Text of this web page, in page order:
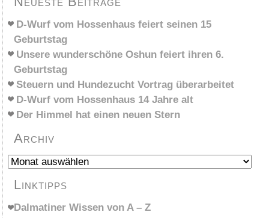
D-Wurf vom Hossenhaus feiert seinen 15
Geburtstag
Unsere wunderschöne Oshun feiert ihren 6.
Geburtstag
Steuern und Hundezucht Vortrag überarbeitet
D-Wurf vom Hossenhaus 14 Jahre alt
Der Himmel hat einen neuen Stern
Archiv
Archiv
Linktipps
Dalmatiner Wissen von A – Z